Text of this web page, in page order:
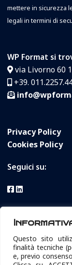
Questo sito
finalità tecniche
e, previo
mettere in sicurezza
legali in termini di
WP Format si
via Livorno 60
+39.
Privacy Policy
Cookies Policy
Seguici su:
W.P. format S.r.l.
P.IVA e Cod.
Reg. Impr. TO,
REA TO629369